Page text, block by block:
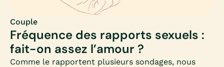
réapprenons à imaginer par nous même.
Couple
Fréquence des rapports sexuels :
fait-on assez l’amour ?
Comme le rapportent plusieurs sondages, nous